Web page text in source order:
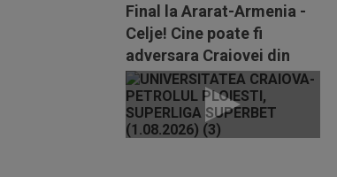
Final la Ararat-Armenia -
Celje! Cine poate fi
adversara Craiovei din
play-off-ul Europa...